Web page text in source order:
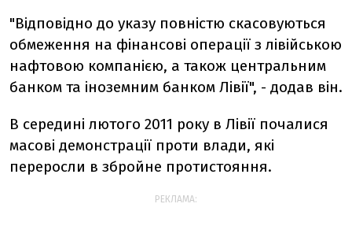
"Відповідно до указу повністю скасовуються
обмеження на фінансові операції з лівійською
нафтовою компанією, а також центральним
банком та іноземним банком Лівії", - додав він.
В середині лютого 2011 року в Лівії почалися
масові демонстрації проти влади, які
переросли в збройне протистояння.
РЕКЛАМА: